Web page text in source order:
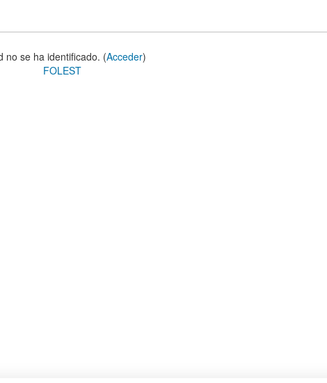
no se ha identificado. (Acceder)
FOLEST